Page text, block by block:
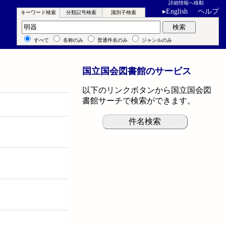
詳細情報へ移動
▸English ヘルプ
キーワード検索 分類記号検索 識別子検索
キーワード検索 検索
すべて 名称のみ 普通件名のみ ジャンルのみ
国立国会図書館のサービス
以下のリンクボタンから国立国会図
書館サーチで検索ができます。
件名検索